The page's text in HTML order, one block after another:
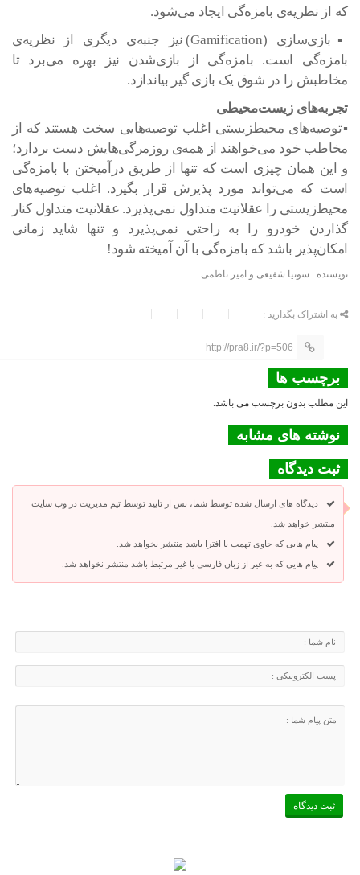
که از نظریه‌ی بامزه‌گی ایجاد می‌شود.
▪بازی‌سازی (Gamification) نیز جنبه‌ی دیگری از نظریه‌ی
بامزه‌گی است. بامزه‌گی از بازی‌شدن نیز بهره می‌برد تا
مخاطبش را در شوق یک بازی گیر بیاندازد.
تجربه‌های زیست‌محیطی
▪توصیه‌های محیط‌زیستی اغلب توصیه‌هایی سخت هستند که از
مخاطب خود می‌خواهند از همه‌ی روزمرگی‌هایش دست بردارد؛
و این همان چیزی است که تنها از طریق درآمیختن با بامزه‌گی
است که می‌تواند مورد پذیرش قرار بگیرد. اغلب توصیه‌های
محیط‌زیستی را عقلانیت متداول نمی‌پذیرد. عقلانیت متداول کنار
گذاردن خودرو را به راحتی نمی‌پذیرد و تنها شاید زمانی
امکان‌پذیر باشد که بامزه‌گی با آن آمیخته شود!
نویسنده : سونیا شفیعی و امیر ناظمی
به اشتراک بگذارید :
http://pra8.ir/?p=506
برچسب ها
این مطلب بدون برچسب می باشد.
نوشته های مشابه
ثبت دیدگاه
دیدگاه های ارسال شده توسط شما، پس از تایید توسط تیم مدیریت در وب سایت
منتشر خواهد شد.
پیام هایی که حاوی تهمت یا افترا باشد منتشر نخواهد شد.
پیام هایی که به غیر از زبان فارسی یا غیر مرتبط باشد منتشر نخواهد شد.